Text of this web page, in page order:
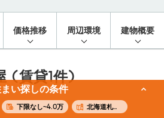
い探しの条件
下限なし~4.0万 北海道札幌市豊平区
価格推移 周辺環境 建物概要
(賃貸1件)